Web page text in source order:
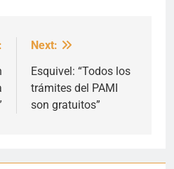
Next:
Esquivel: “Todos los
trámites del PAMI
son gratuitos”